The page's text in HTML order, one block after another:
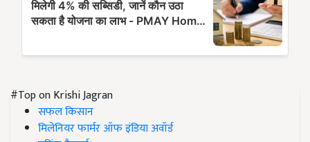
#Top on Krishi Jagran
सफल किसान
मिलेनियर फार्मर ऑफ इंडिया अवॉर्ड